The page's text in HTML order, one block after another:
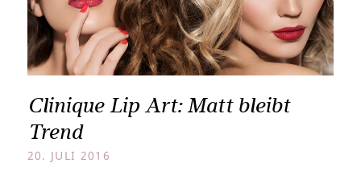
Clinique Lip Art: Matt bleibt
Trend
20. JULI 2016